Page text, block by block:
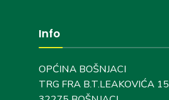
Info
OPĆINA BOŠNJACI
TRG FRA B.T.LEAKOVIĆA 15